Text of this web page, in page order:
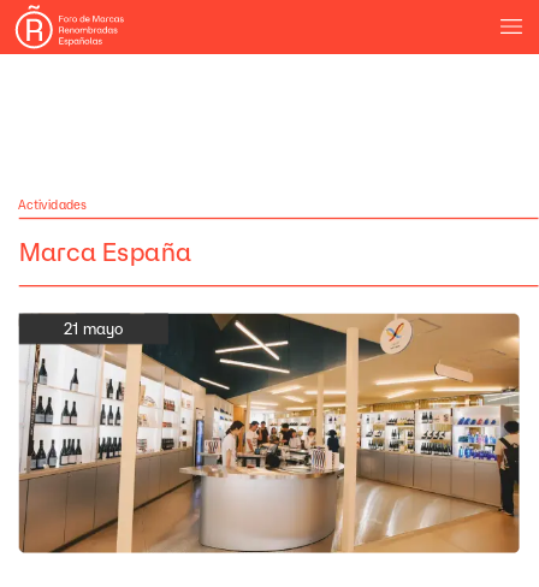
Actividades
21 mayo
Marca España